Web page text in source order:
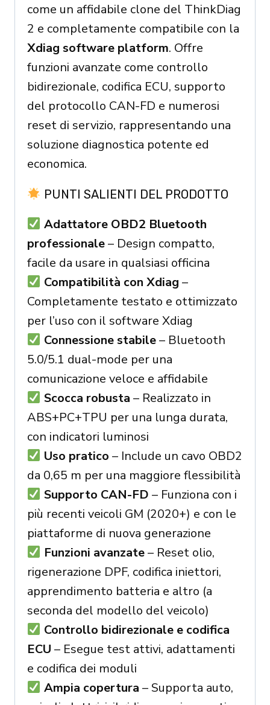
come un affidabile clone del ThinkDiag
2 e completamente compatibile con la
Xdiag software platform. Offre
funzioni avanzate come controllo
bidirezionale, codifica ECU, supporto
del protocollo CAN-FD e numerosi
reset di servizio, rappresentando una
soluzione diagnostica potente ed
economica.
PUNTI SALIENTI DEL PRODOTTO
Adattatore OBD2 Bluetooth
professionale– Design compatto,
facile da usare in qualsiasi officina
Compatibilità con Xdiag –
Completamente testato e ottimizzato
per l’uso con il software Xdiag
Connessione stabile– Bluetooth
5.0/5.1 dual-mode per una
comunicazione veloce e affidabile
Scocca robusta – Realizzato in
ABS+PC+TPU per una lunga durata,
con indicatori luminosi
Uso pratico – Include un cavo OBD2
da 0,65 m per una maggiore flessibilità
Supporto CAN-FD – Funziona con i
più recenti veicoli GM (2020+) e con le
piattaforme di nuova generazione
Funzioni avanzate– Reset olio,
rigenerazione DPF, codifica iniettori,
apprendimento batteria e altro (a
seconda del modello del veicolo)
Controllo bidirezionale e codifica
ECU – Esegue test attivi, adattamenti
e codifica dei moduli
Ampia copertura – Supporta auto,